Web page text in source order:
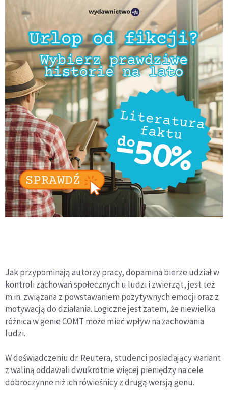
Jak przypominają autorzy pracy, dopamina bierze udział w
kontroli zachowań społecznych u ludzi i zwierząt, jest też
m.in. związana z powstawaniem pozytywnych emocji oraz z
motywacją do działania. Logiczne jest zatem, że niewielka
różnica w genie COMT może mieć wpływ na zachowania
ludzi.
W doświadczeniu dr. Reutera, studenci posiadający wariant
z waliną oddawali dwukrotnie więcej pieniędzy na cele
dobroczynne niż ich rówieśnicy z drugą wersją genu.